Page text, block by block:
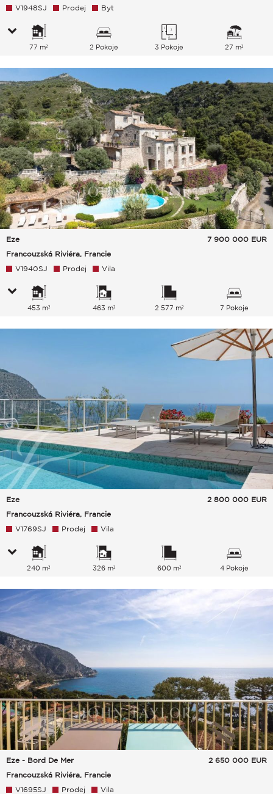
V1948SJ Prodej Byt
77 m² 2 Pokoje 3 Pokoje 27 m²
Eze
Francouzská Riviéra, Francie
7 900 000 EUR
V1940SJ Prodej Vila
453 m² 463 m² 2 577 m² 7 Pokoje
Eze
Francouzská Riviéra, Francie
2 800 000 EUR
V1769SJ Prodej Vila
240 m² 326 m² 600 m² 4 Pokoje
Eze - Bord De Mer
Francouzská Riviéra, Francie
2 650 000 EUR
V1695SJ Prodej Vila